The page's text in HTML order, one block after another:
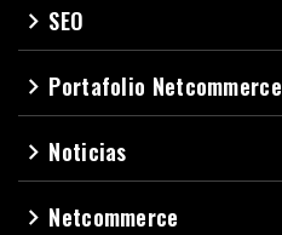
navigate_next SEO
navigate_next Portafolio Netcommerce
navigate_next Noticias
navigate_next Netcommerce